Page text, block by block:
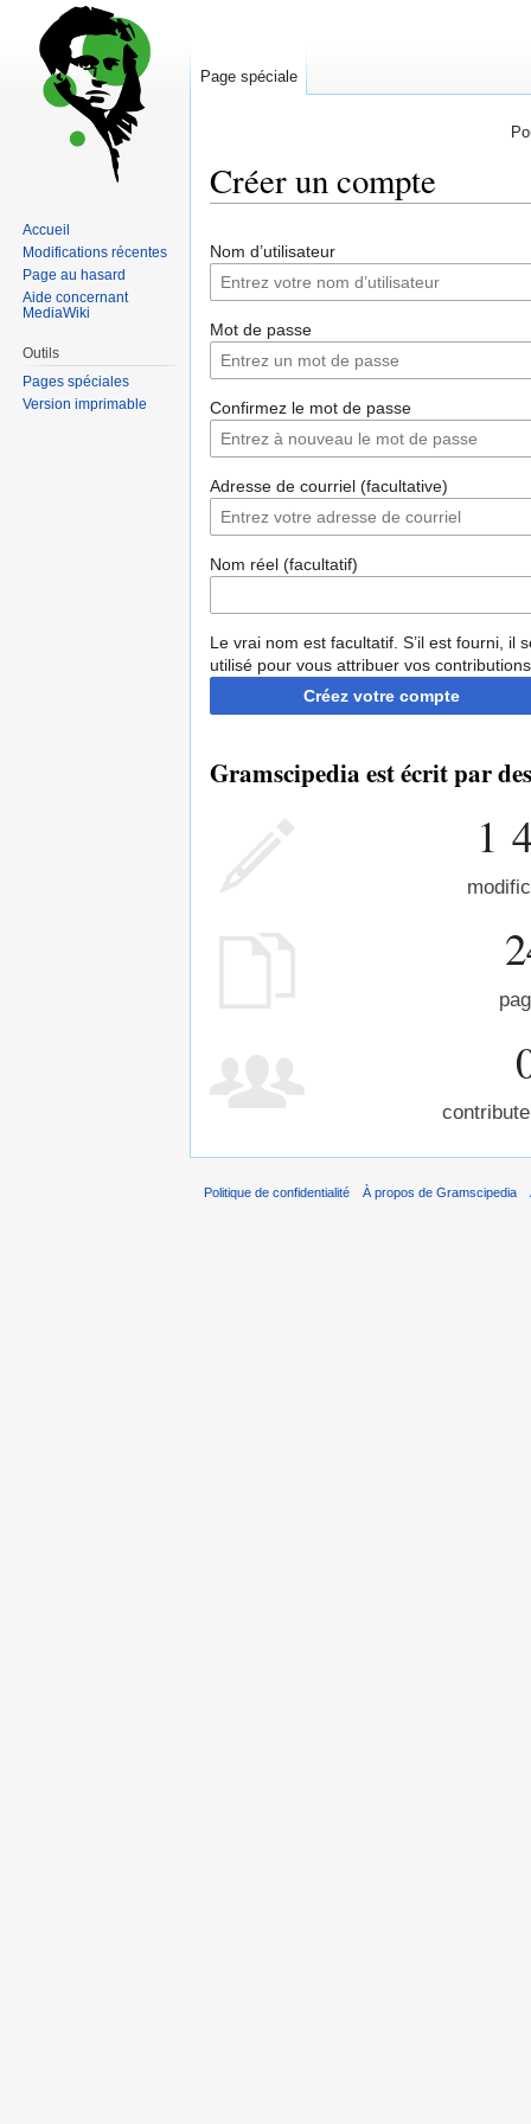
Créer un compte
à
à
Nom d’utilisateur
Mot de passe
Confirmez le mot de passe
Adresse de courriel (facultative)
Nom réel (facultatif)
Le vrai nom est facultatif. S’il est fourni, il
utilisé pour vous attribuer vos
Créez votre compte
Gramscipedia est écrit par
1
Page spéciale
Accueil
Modifications récentes
Page au hasard
Aide concernant
MediaWiki
Outils
Pages spéciales
Version imprimable
Politique de confidentialité À propos de Gramscipedia